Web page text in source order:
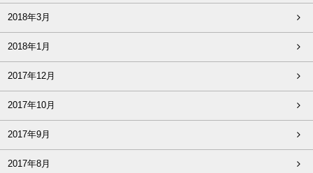
2018年3月
2018年1月
2017年12月
2017年10月
2017年9月
2017年8月